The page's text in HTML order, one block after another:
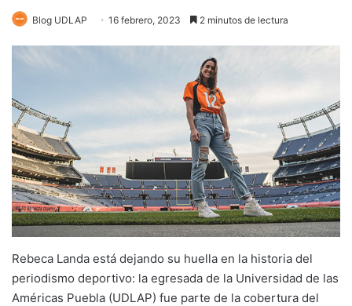
Blog UDLAP 16 febrero, 2023 2 minutos de lectura
Rebeca Landa está dejando su huella en la historia del
periodismo deportivo: la egresada de la Universidad de las
Américas Puebla (UDLAP) fue parte de la cobertura del